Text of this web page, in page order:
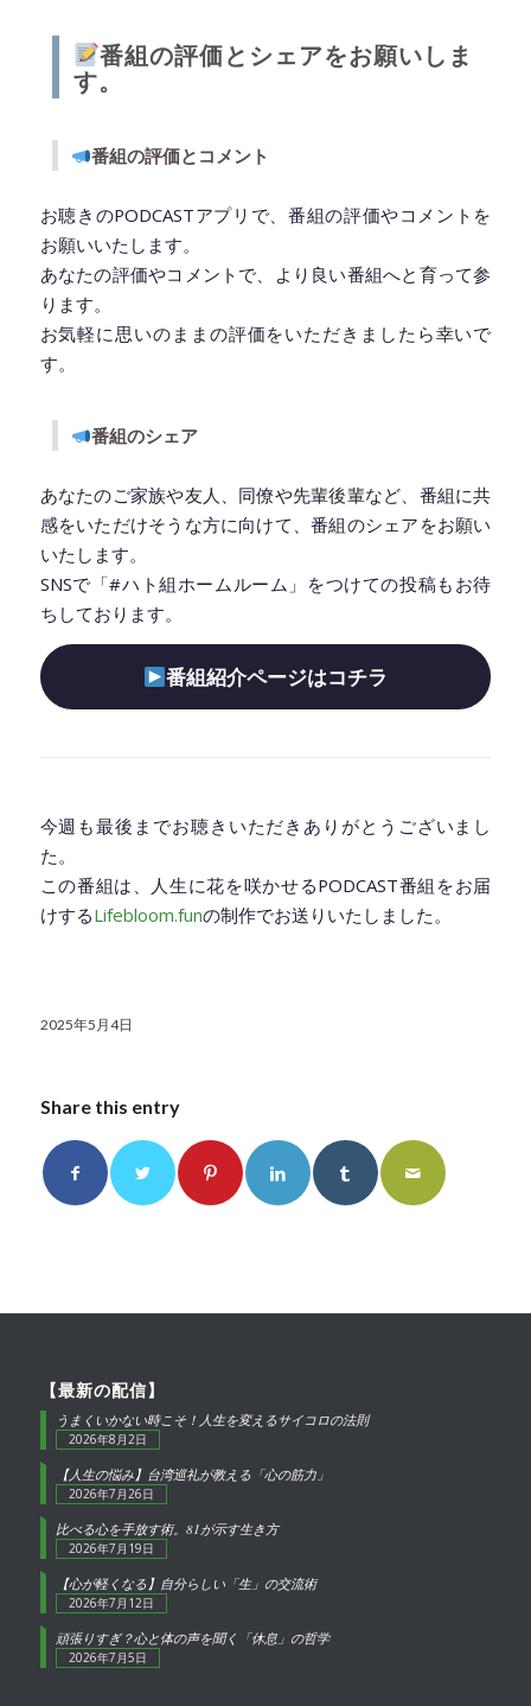
番組の評価とシェアをお願いしま
す。
番組の評価とコメント
お聴きのPODCASTアプリで、番組の評価やコメントを
お願いいたします。
あなたの評価やコメントで、より良い番組へと育って参
ります。
お気軽に思いのままの評価をいただきましたら幸いで
す。
番組のシェア
あなたのご家族や友人、同僚や先輩後輩など、番組に共
感をいただけそうな方に向けて、番組のシェアをお願い
いたします。
SNSで「#ハト組ホームルーム」をつけての投稿もお待
ちしております。
番組紹介ページはコチラ
今週も最後までお聴きいただきありがとうございまし
た。
この番組は、人生に花を咲かせるPODCAST番組をお届
けするLifebloom.funの制作でお送りいたしました。
2025年5月4日
Share this entry
【最新の配信】
うまくいかない時こそ！人生を変えるサイコロの法則
2026年8月2日
【人生の悩み】台湾巡礼が教える「心の筋力」
2026年7月26日
比べる心を手放す術。81が示す生き方
2026年7月19日
【心が軽くなる】自分らしい「生」の交流術
2026年7月12日
頑張りすぎ？心と体の声を聞く「休息」の哲学
2026年7月5日